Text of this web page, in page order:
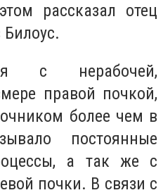
рассказал отец
с нерабочей,
правой почкой,
более чем в
постоянные
а так же с
почки. В связи с